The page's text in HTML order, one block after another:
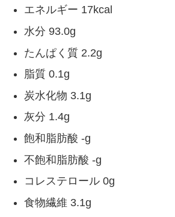
エネルギー 17kcal
水分 93.0g
たんぱく質 2.2g
脂質 0.1g
炭水化物 3.1g
灰分 1.4g
飽和脂肪酸 -g
不飽和脂肪酸 -g
コレステロール 0g
食物繊維 3.1g